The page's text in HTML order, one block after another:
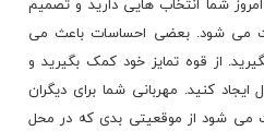
شما انتخاب هایی دارید و تصمیم
می شود. بعضی احساسات باعث می
از قوه تمایز خود کمک بگیرید و
ایجاد کنید. مهربانی شما برای دیگران
می شود از موقعیتی بدی که در محل